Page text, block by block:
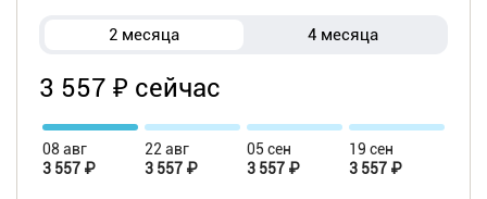
2 месяца 4 месяца
3 557 ₽ сейчас
08 авг
3 557 ₽
22 авг
3 557 ₽
05 сен
3 557 ₽
19 сен
3 557 ₽